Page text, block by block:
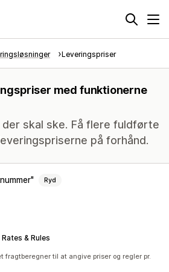
Leveringspriser
med funktionerne
skal ske. Få flere fuldførte
på forhånd.
Ryd
& Rules
fragtberegner til at angive priser og regler pr.